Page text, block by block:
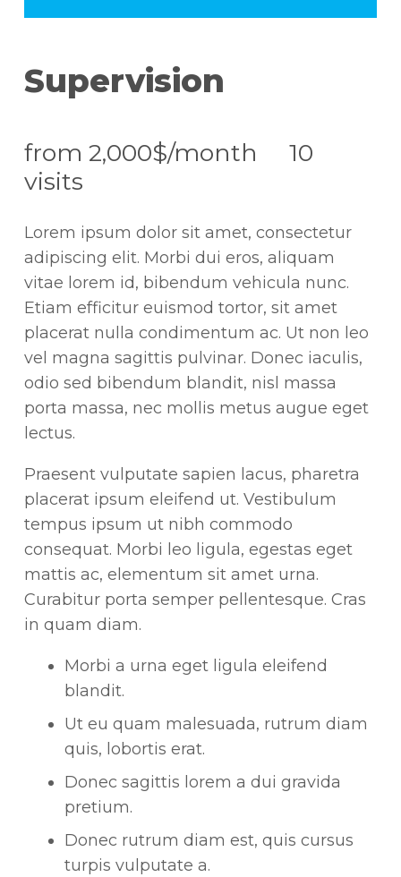
Supervision
from 2,000$/month 10
visits
Lorem ipsum dolor sit amet, consectetur
adipiscing elit. Morbi dui eros, aliquam
vitae lorem id, bibendum vehicula nunc.
Etiam efficitur euismod tortor, sit amet
placerat nulla condimentum ac. Ut non leo
vel magna sagittis pulvinar. Donec iaculis,
odio sed bibendum blandit, nisl massa
porta massa, nec mollis metus augue eget
lectus.
Praesent vulputate sapien lacus, pharetra
placerat ipsum eleifend ut. Vestibulum
tempus ipsum ut nibh commodo
consequat. Morbi leo ligula, egestas eget
mattis ac, elementum sit amet urna.
Curabitur porta semper pellentesque. Cras
in quam diam.
Morbi a urna eget ligula eleifend
blandit.
Ut eu quam malesuada, rutrum diam
quis, lobortis erat.
Donec sagittis lorem a dui gravida
pretium.
Donec rutrum diam est, quis cursus
turpis vulputate a.